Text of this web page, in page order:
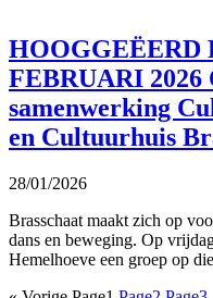
FEBRUARI 2026
samenwerking
en Cultuurhuis
28/01/2026
Brasschaat maakt zich op
dans en beweging. Op
Hemelhoeve een groep op